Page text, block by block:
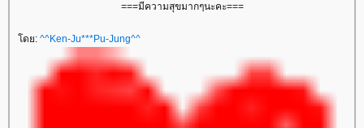
===มีความสุขมากๆนะคะ===
ดย: ^^Ken-Ju***Pu-Jung^^